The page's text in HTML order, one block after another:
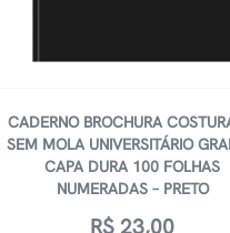
CADERNO BROCHURA
SEM MOLA UNIVERSITÁRIO
CAPA DURA 100 FOLHAS
NUMERADAS – PRETO
R$ 23,00